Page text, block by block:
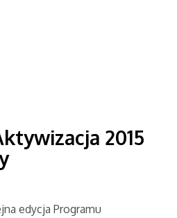
2015
edycja Programu